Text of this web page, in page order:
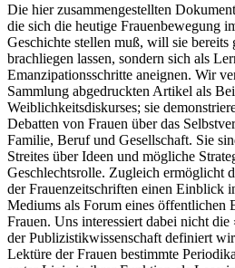
Die hier zusammengestellten
die sich die heutige Frauenbewegung
Geschichte stellen muß, will sie bereits
brachliegen lassen, sondern sich als
Emanzipationsschritte aneignen. Wir
Sammlung abgedruckten Artikel als
Weiblichkeitsdiskurses; sie
Debatten von Frauen über das
Familie, Beruf und Gesellschaft. Sie
Streites über Ideen und mögliche
Geschlechtsrolle. Zugleich ermöglicht
der Frauenzeitschriften einen Einblick
Mediums als Forum eines öffentlichen
Frauen. Uns interessiert dabei nicht die
der Publizistikwissenschaft definiert
Lektüre der Frauen bestimmte